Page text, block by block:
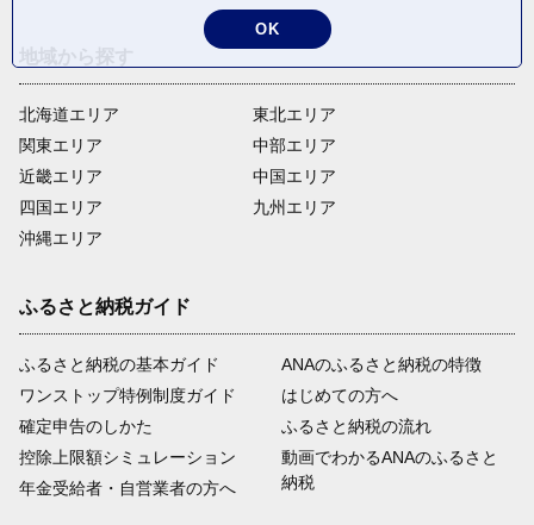
北海道エリア
関東エリア
近畿エリア
四国エリア
沖縄エリア
東北エリア
中部エリア
中国エリア
九州エリア
ふるさと納税ガイド
ふるさと納税の基本ガイド
ワンストップ特例制度ガイド
確定申告のしかた
控除上限額シミュレーション
年金受給者・自営業者の方へ
ANAのふるさと納税の特徴
はじめての方へ
ふるさと納税の流れ
動画でわかるANAのふるさと
納税
OK